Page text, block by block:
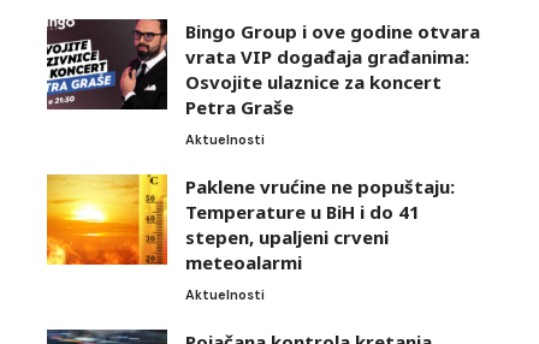
Bingo Group i ove godine otvara
vrata VIP događaja građanima:
Osvojite ulaznice za koncert
Petra Graše
Aktuelnosti
Paklene vrućine ne popuštaju:
Temperature u BiH i do 41
stepen, upaljeni crveni
meteoalarmi
Aktuelnosti